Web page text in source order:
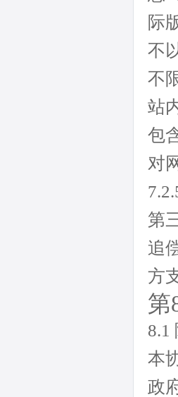
际
不
不
站
包
对
第
追
方
第
8.1
本
政